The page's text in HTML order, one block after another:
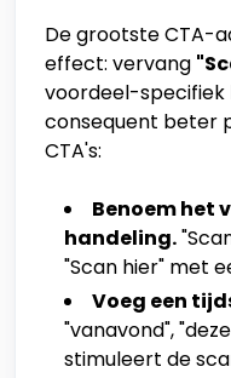
De grootste CTA-
effect: vervang
voordeel-specifiek
consequent beter
CTA's:
Benoem het
handeling.
"Scan hier" met
Voeg een
"vanavond",
stimuleert de